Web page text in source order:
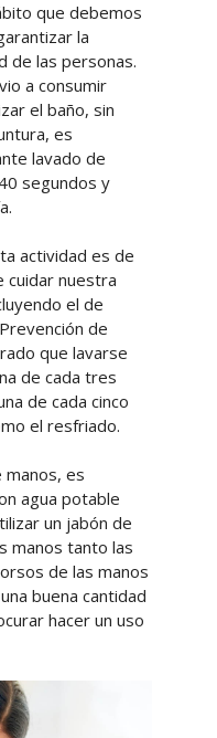
que debemos
la
de las personas.
a consumir
el baño, sin
es
lavado de
segundos y
actividad es de
cuidar nuestra
el de
de
que lavarse
de cada tres
de cada cinco
el resfriado.
manos, es
agua potable
un jabón de
manos tanto las
de las manos
buena cantidad
hacer un uso